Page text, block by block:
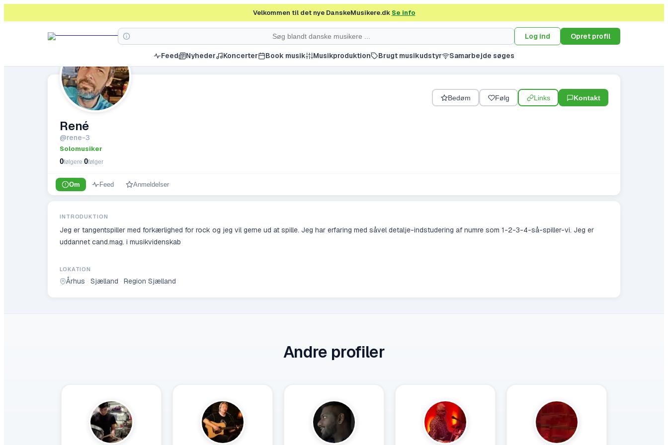
Velkommen til det nye DanskeMusikere.dk Se info
Log ind Opret profil
Feed Nyheder Koncerter Book musik Musikproduktion Brugt musikudstyr Samarbejde søges
Bedøm Følg Links Kontakt
René
@rene-3
Solomusiker
0følgere 0følger
Om Feed Anmeldelser
INTRODUKTION
Jeg er tangentspiller med forkærlighed for rock og jeg vil gerne ud at spille. Jeg har erfaring med såvel detalje-indstudering af numre som 1-2-3-4-så-spiller-vi. Jeg er
uddannet cand.mag. i musikvidenskab
LOKATION
Århus · Sjælland · Region Sjælland
Andre profiler